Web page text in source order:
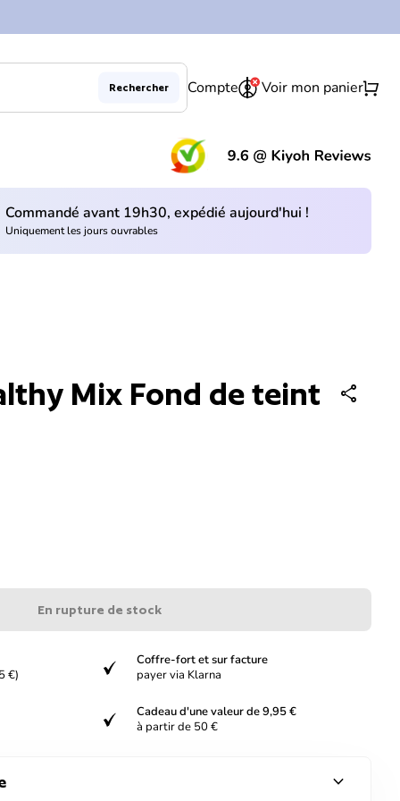
add
Rechercher Compte Voir mon paniershopping_cart
Commandé avant 19h30, expédié aujourd'hui !
Uniquement les jours ouvrables
Mix Fond de teint
share
En rupture de stock
€)
verified
Coffre-fort et sur facture
payer via Klarna
verified
Cadeau d'une valeur de 9,95 €
à partir de 50 €
expand_more